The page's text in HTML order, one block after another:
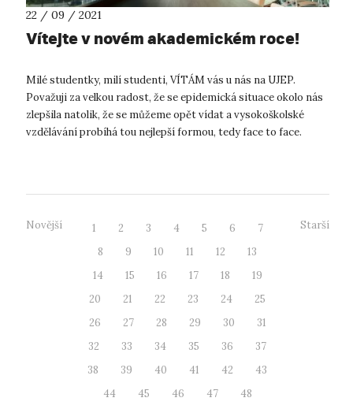
22 / 09 / 2021
Vítejte v novém akademickém roce!
Milé studentky, milí studenti, VÍTÁM vás u nás na UJEP.
Považuji za velkou radost, že se epidemická situace okolo nás
zlepšila natolik, že se můžeme opět vídat a vysokoškolské
vzdělávání probíhá tou nejlepší formou, tedy face to face.
Novější 1 2 3 4 5 6
7
8
9 10 11 12
13
14
15 16 17 18
19
20
21 22 23 24
25
26
27 28 29 30
31
32
33 34 35 36
37
38
39 40 41 42
43
44
45 46 47
48
Starší